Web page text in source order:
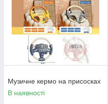
Музичне кермо на присосках
В наявності